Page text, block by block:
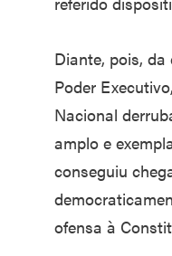
Diante, pois,
Poder
Nacional
amplo e
conseguiu
ofensa à